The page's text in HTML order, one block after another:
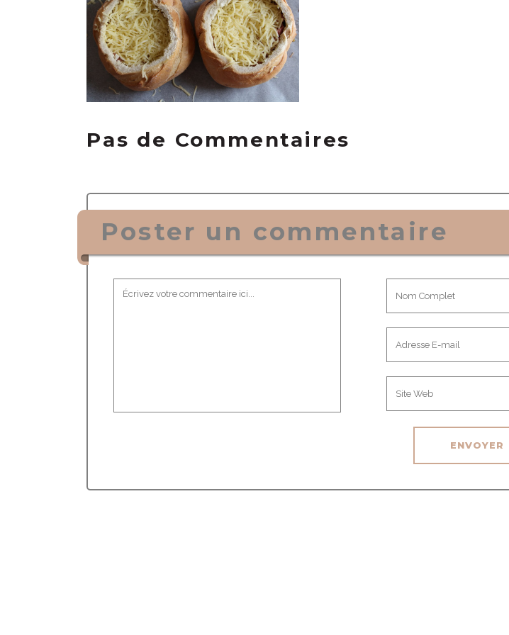
Pas de Commentaires
Poster un commentaire